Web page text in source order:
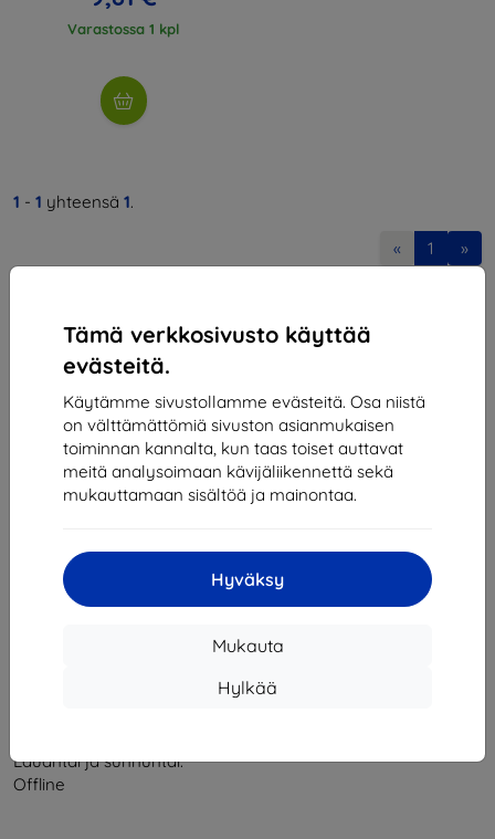
Tämä verkkosivusto käyttää
evästeitä.
Käytämme sivustollamme evästeitä. Osa niistä
on välttämättömiä sivuston asianmukaisen
toiminnan kannalta, kun taas toiset auttavat
meitä analysoimaan kävijäliikennettä sekä
mukauttamaan sisältöä ja mainontaa.
Hyväksy
Mukauta
Hylkää
Varastossa 1 kpl
1 - 1 yhteensä 1.
« 1 »
Shield-SK s.r.o.
Y-tunnus:46701494
ALV-tunnus:SK2023549671
Yhteystiedot
info@top4mobile.eu
Maanantaista perjantaihin:
Lauantai ja sunnuntai:
Offline